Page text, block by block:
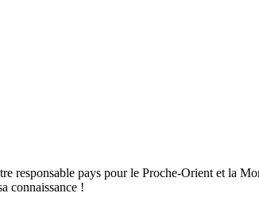
responsable pays pour le Proche-Orient et la
connaissance !